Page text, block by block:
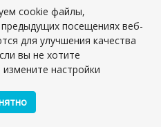
HP бежевый
60x60x0,9
cookie файлы,
посещениях веб-
для улучшения качества
вы не хотите
настройки